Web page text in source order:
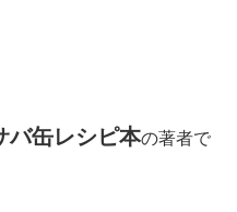
バ缶レシピ本の著者で